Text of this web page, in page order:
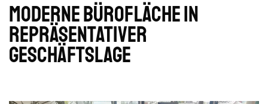
Moderne Bürofläche in
repräsentativer
Geschäftslage